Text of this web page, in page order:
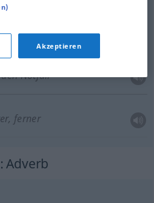
ergänzend
Notfall
ferner
: Adverb
Akzeptieren